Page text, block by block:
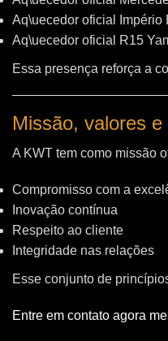
Aq\uecedor oficial Império
Aq\uecedor oficial R15
Essa presença reforça a
Missão, valores
A KWT tem como missão
Compromisso com a
Inovação contínua
Respeito ao cliente
Integridade nas relações
Esse conjunto de
Entre em contato agora